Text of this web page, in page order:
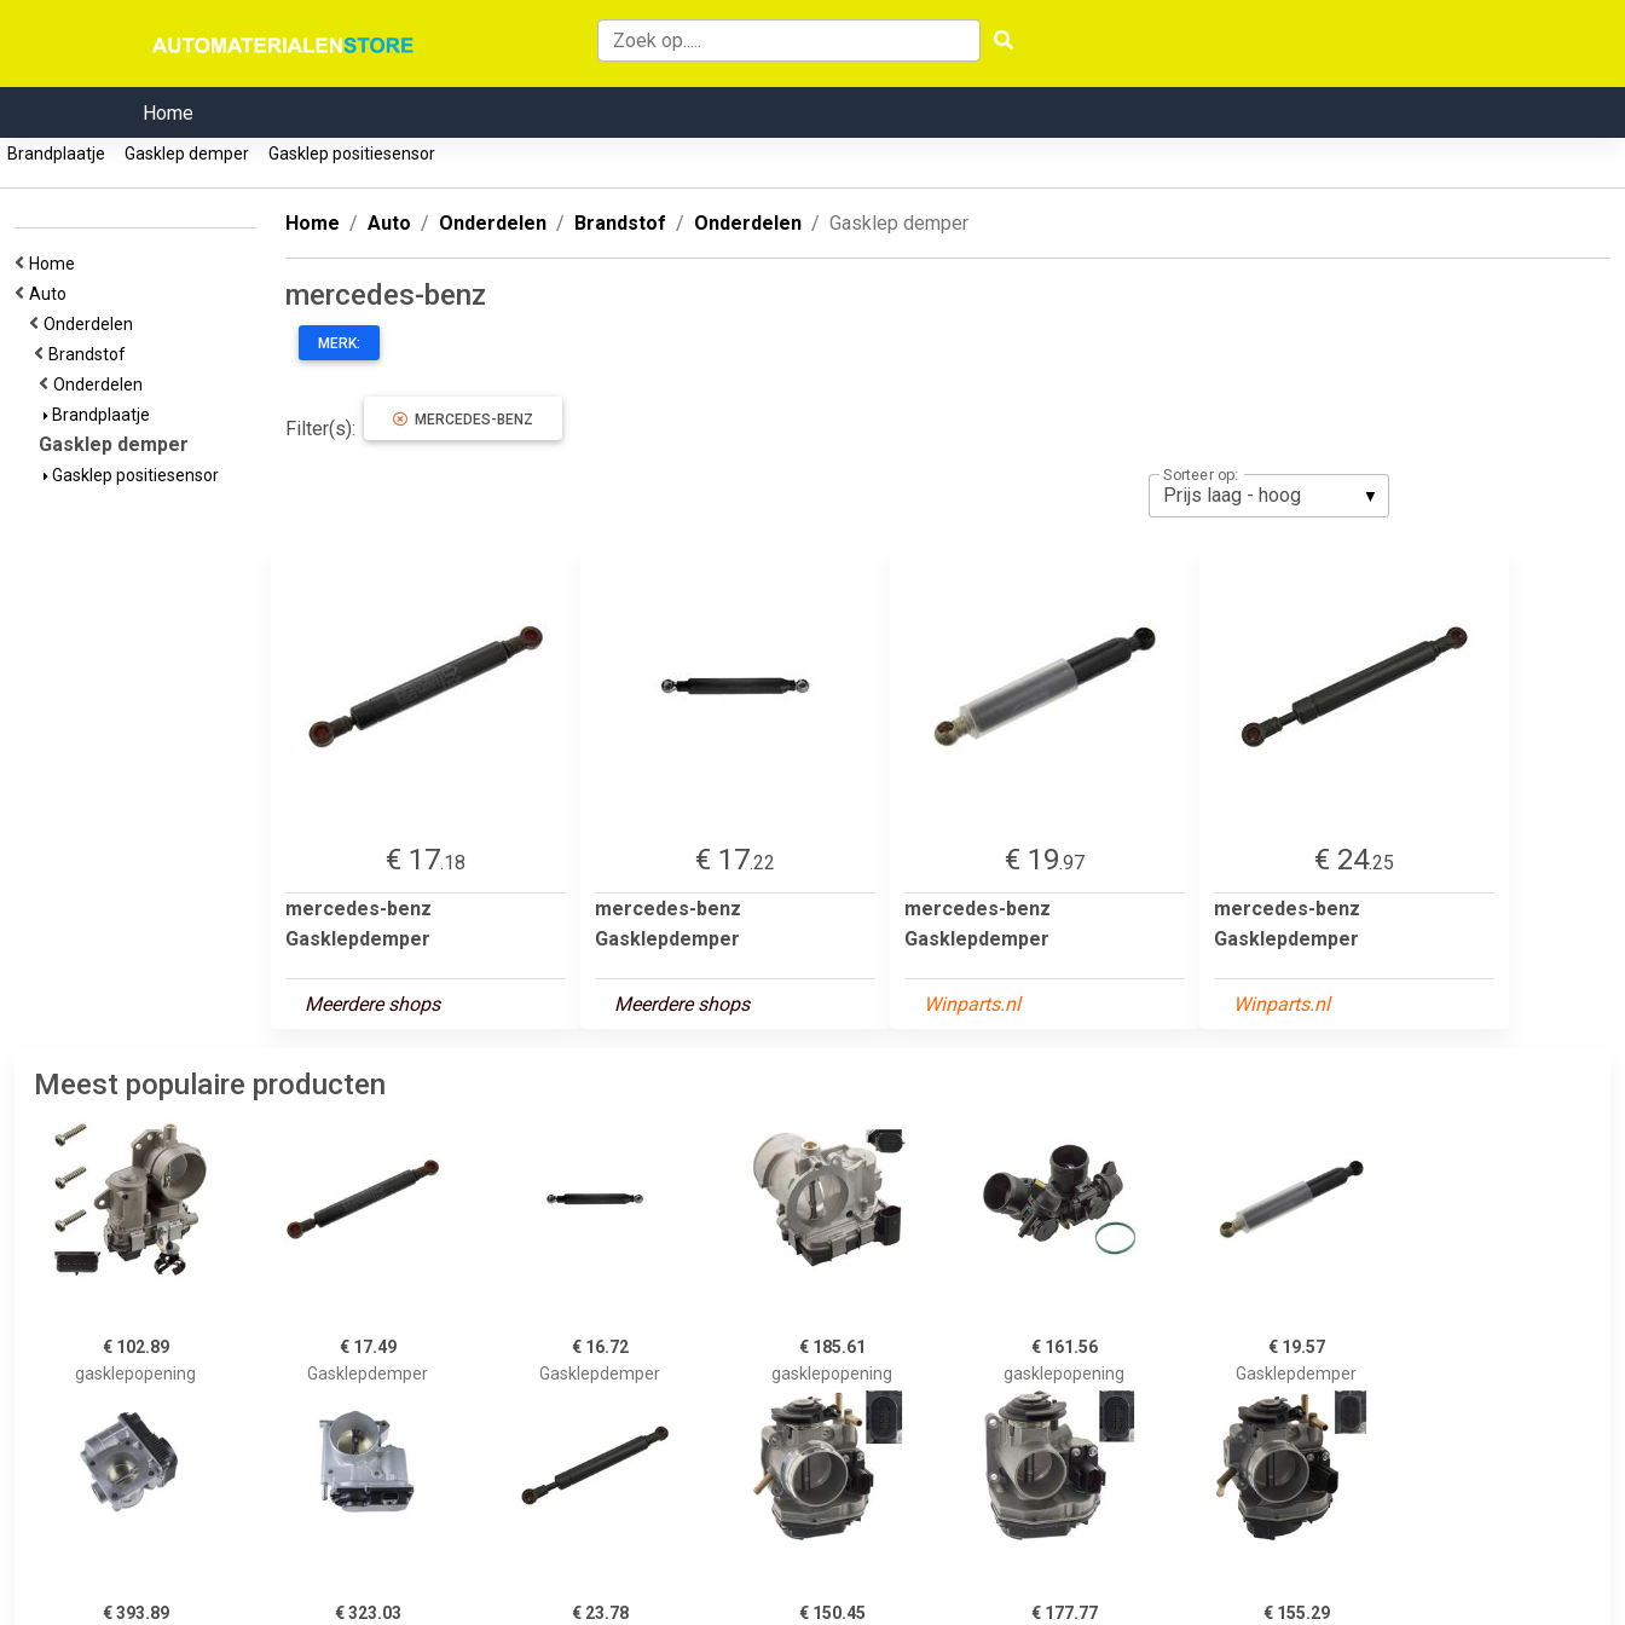
Home
Brandplaatje Gasklep demper Gasklep positiesensor
Home
Auto
Onderdelen
Brandstof
Onderdelen
Brandplaatje
Gasklep demper
Gasklep positiesensor
Home Auto Onderdelen Brandstof Onderdelen Gasklep demper
mercedes-benz
MERK:
Filter(s): MERCEDES-BENZ
Sorteer op:
€ 17.18
mercedes-benz
Gasklepdemper
Meerdere shops
€ 17.22
mercedes-benz
Gasklepdemper
Meerdere shops
€ 19.97
mercedes-benz
Gasklepdemper
Winparts.nl
€ 24.25
mercedes-benz
Gasklepdemper
Winparts.nl
Meest populaire producten
€ 102.89
gasklepopening
€ 17.49
Gasklepdemper
€ 16.72
Gasklepdemper
€ 185.61
gasklepopening
€ 161.56
gasklepopening
€ 19.57
Gasklepdemper
€ 393.89 € 323.03 € 23.78 € 150.45 € 177.77 € 155.29